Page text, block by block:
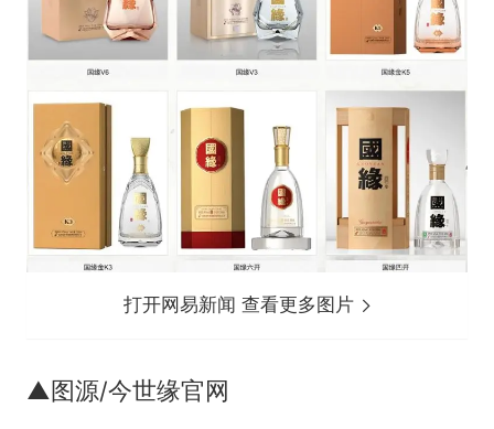
打开网易新闻 查看更多图片
▲图源/今世缘官网